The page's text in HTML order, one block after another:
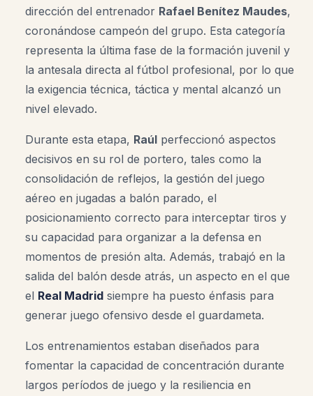
dirección del entrenador Rafael Benítez Maudes,
coronándose campeón del grupo. Esta categoría
representa la última fase de la formación juvenil y
la antesala directa al fútbol profesional, por lo que
la exigencia técnica, táctica y mental alcanzó un
nivel elevado.
Durante esta etapa, Raúl perfeccionó aspectos
decisivos en su rol de portero, tales como la
consolidación de reflejos, la gestión del juego
aéreo en jugadas a balón parado, el
posicionamiento correcto para interceptar tiros y
su capacidad para organizar a la defensa en
momentos de presión alta. Además, trabajó en la
salida del balón desde atrás, un aspecto en el que
el Real Madrid siempre ha puesto énfasis para
generar juego ofensivo desde el guardameta.
Los entrenamientos estaban diseñados para
fomentar la capacidad de concentración durante
largos períodos de juego y la resiliencia en